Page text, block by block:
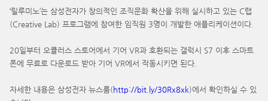
‘릴루미노’는 삼성전자가 창의적인 조직문화 확산을 위해 실시하고 있는 C랩
(Creative Lab) 프로그램에 참여한 임직원 3명이 개발한 애플리케이션이다.
20일부터 오큘러스 스토어에서 기어 VR과 호환되는 갤럭시 S7 이후 스마트
폰에 무료로 다운로드 받아 기어 VR에서 작동시키면 된다.
자세한 내용은 삼성전자 뉴스룸(http://bit.ly/30Rx8xk)에서 확인하실 수 있